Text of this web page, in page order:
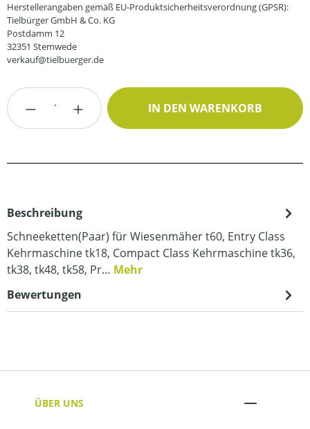
Herstellerangaben gemäß EU-Produktsicherheitsverordnung (GPSR):
Tielbürger GmbH & Co. KG
Postdamm 12
32351 Stemwede
verkauf@tielbuerger.de
Produkt Anzahl: Gib den gewünschten
IN DEN WARENKORB
Beschreibung
Schneeketten(Paar) für Wiesenmäher t60, Entry Class
Kehrmaschine tk18, Compact Class Kehrmaschine tk36,
tk38, tk48, tk58, Pr… Mehr
Bewertungen
ÜBER UNS